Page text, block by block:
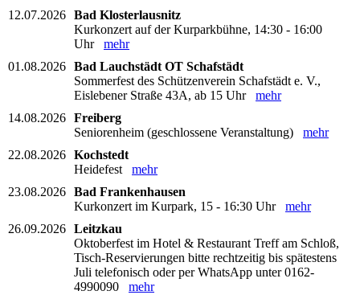
12.07.2026 Bad Klosterlausnitz
Kurkonzert auf der Kurparkbühne, 14:30 - 16:00
Uhr mehr
01.08.2026 Bad Lauchstädt OT Schafstädt
Sommerfest des Schützenverein Schafstädt e. V.,
Eislebener Straße 43A, ab 15 Uhr mehr
14.08.2026 Freiberg
Seniorenheim (geschlossene Veranstaltung) mehr
22.08.2026 Kochstedt
Heidefest mehr
23.08.2026 Bad Frankenhausen
Kurkonzert im Kurpark, 15 - 16:30 Uhr mehr
26.09.2026 Leitzkau
Oktoberfest im Hotel & Restaurant Treff am Schloß,
Tisch-Reservierungen bitte rechtzeitig bis spätestens
Juli telefonisch oder per WhatsApp unter 0162-
4990090 mehr